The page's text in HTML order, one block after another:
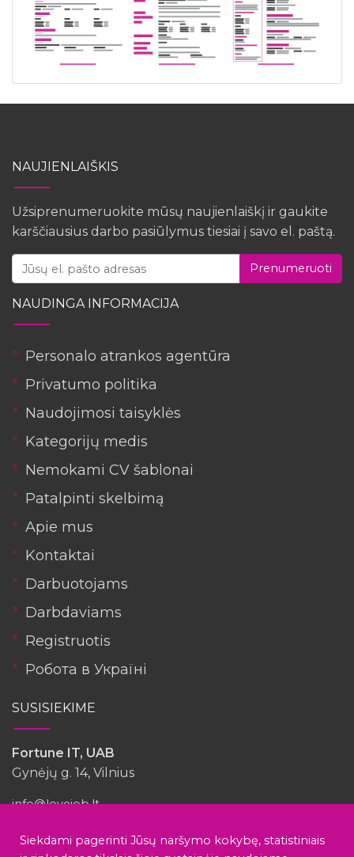
NAUJIENLAIŠKIS
Užsiprenumeruokite mūsų naujienlaiškį ir gaukite
karščiausius darbo pasiūlymus tiesiai į savo el. paštą.
Prenumeruoti
NAUDINGA INFORMACIJA
Personalo atrankos agentūra
Privatumo politika
Naudojimosi taisyklės
Kategorijų medis
Nemokami CV šablonai
Patalpinti skelbimą
Apie mus
Kontaktai
Darbuotojams
Darbdaviams
Registruotis
Робота в Україні
SUSISIEKIME
Fortune IT, UAB
Gynėjų g. 14, Vilnius
info@lovejob.lt
Siekdami pagerinti Jūsų naršymo kokybę, statistiniais